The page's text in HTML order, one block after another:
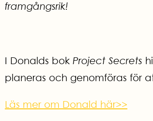
framgångsrik!
I Donalds bok Project Secrets
planeras och genomföras för
Läs mer om Donald här>>